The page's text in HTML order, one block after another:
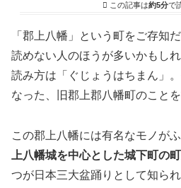
この記事は約5分で
「郡上八幡」という町をご存知
読めない人のほうが多いかもしれ
読み方は「ぐじょうはちまん」
なった、旧郡上郡八幡町のことを
この郡上八幡には有名なモノが
上八幡城を中心とした城下町の町
つが日本三大盆踊りとして知ら